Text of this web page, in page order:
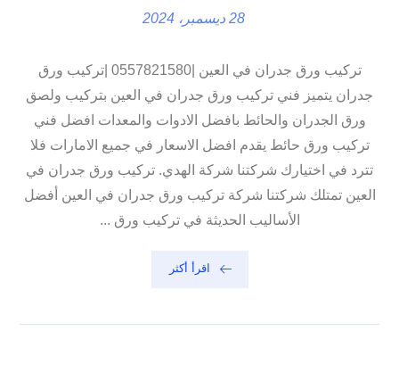
28 ديسمبر، 2024
تركيب ورق جدران في العين |0557821580 |تركيب ورق
جدران يتميز فني تركيب ورق جدران في العين بتركيب ولصق
ورق الجدران والحائط بافضل الادوات والمعدات افضل فني
تركيب ورق حائط يقدم افضل الاسعار في جميع الامارات فلا
تترد في اختيارك شركتنا شركة الهدي. تركيب ورق جدران في
العين تمتلك شركتنا شركة تركيب ورق جدران في العين أفضل
الأساليب الحديثة في تركيب ورق ...
اقرأ أكثر